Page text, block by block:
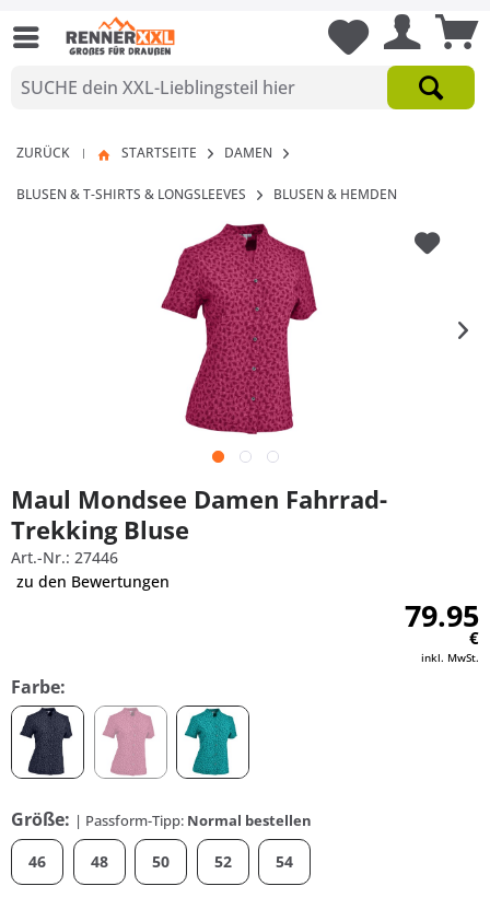
ZURÜCK | STARTSEITE DAMEN
BLUSEN & T-SHIRTS & LONGSLEEVES BLUSEN & HEMDEN
Maul Mondsee Damen Fahrrad-
Trekking Bluse
Art.-Nr.: 27446
zu den Bewertungen
79.95
€
inkl. MwSt.
Farbe:
Größe: | Passform-Tipp: Normal bestellen
46 48 50 52 54